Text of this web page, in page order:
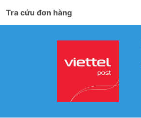
Tra cứu đơn hàng